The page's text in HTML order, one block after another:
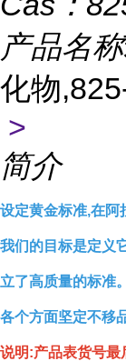
产品名称
化物
>
简介
设定黄金标准,在阿
我们的目标是定义
立了高质量的标准
各个方面坚定不移
说明:产品表货号最